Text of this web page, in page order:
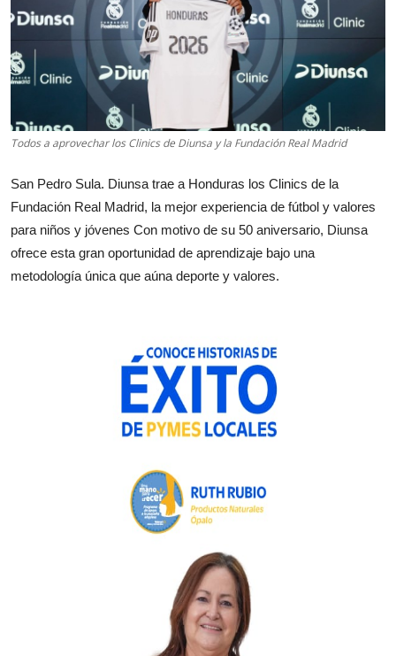
Todos a aprovechar los Clinics de Diunsa y la Fundación Real Madrid
San Pedro Sula. Diunsa trae a Honduras los Clinics de la
Fundación Real Madrid, la mejor experiencia de fútbol y valores
para niños y jóvenes Con motivo de su 50 aniversario, Diunsa
ofrece esta gran oportunidad de aprendizaje bajo una
metodología única que aúna deporte y valores.